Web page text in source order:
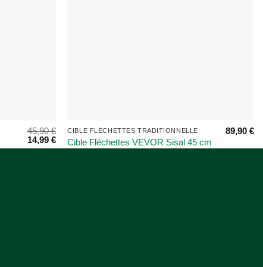
45,90€
Le
prix
14,99 €Le
prix
CIBLE FLÉCHETTES TRADITIONNELLE
Cible Fléchettes VEVOR Sisal 45 cm
89,90€